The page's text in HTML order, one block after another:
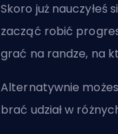
Skoro już nauczyłeś
zacząć robić
grać na randze, na
Alternatywnie
brać udział w